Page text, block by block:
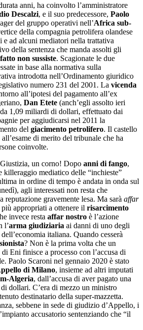
anni, ha coinvolto l’amministratore
Descalzi, e il suo predecessore, Paolo
del gruppo operativi nell’Africa sub-
della compagnia petrolifera olandese
ad alcuni mediatori nella trattativa
della sentenza che manda assolti gli
non sussiste. Scagionate le due
in base alla normativa sulla
introdotta nell’Ordinamento giuridico
numero 231 del 2001. La vicenda
all’ipotesi del pagamento all’ex
Dan Etete (anch’egli assolto ieri
1,09 miliardi di dollari, effettuato dai
per aggiudicarsi nel 2011 la
del giacimento petrolifero. Il castello
di merito del tribunale che ha
coinvolte.
un corno! Dopo anni di fango,
mediatico delle “inchieste”
in ordine di tempo è andata in onda sul
agli interessati non resta che
reputazione gravemente lesa. Ma sarà affar
appropriati a ottenere il risarcimento
invece resta affar nostro è l’azione
l’arma giudiziaria ai danni di uno degli
italiana. Quando cesserà
? Non è la prima volta che un
Eni finisce a processo con l’accusa di
Paolo Scaroni nel gennaio 2020 è stato
di Milano, insieme ad altri imputati
Algeria, dall’accusa di aver pagato una
dollari. C’era di mezzo un ministro
destinatario della super-mazzetta.
sebbene in sede di giudizio d’Appello, i
accusatorio sentenziando che “il